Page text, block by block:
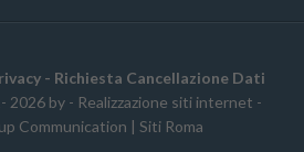
- Richiesta Cancellazione Dati
2026 by - Realizzazione siti internet -
Communication | Siti Roma